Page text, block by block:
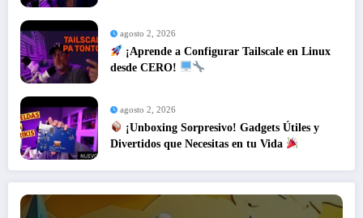
agosto 2, 2026
¡Aprende a Configurar Tailscale en Linux
desde CERO!
agosto 2, 2026
¡Unboxing Sorpresivo! Gadgets Útiles y
Divertidos que Necesitas en tu Vida